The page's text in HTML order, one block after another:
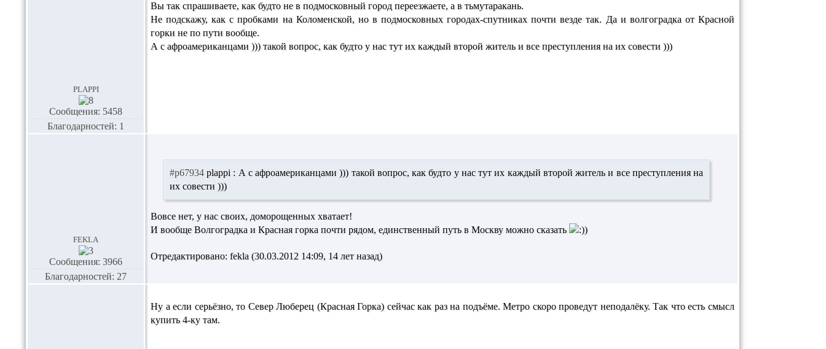
plappi
Сообщения: 5458
Благодарностей: 1
Вы так спрашиваете, как будто не в подмосковный город переезжаете, а в тьмутаракань.
Не подскажу, как с пробками на Коломенской, но в подмосковных городах-спутниках почти везде так. Да и волгоградка от Красной
горки не по пути вообще.
А с афроамериканцами ))) такой вопрос, как будто у нас тут их каждый второй житель и все преступления на их совести )))
fekla
Сообщения: 3966
Благодарностей: 27
#p67934 plappi : А с афроамериканцами ))) такой вопрос, как будто у нас тут их каждый второй житель и все преступления на
их совести )))
Вовсе нет, у нас своих, доморощенных хватает!
И вообще Волгоградка и Красная горка почти рядом, единственный путь в Москву можно сказать
Отредактировано: fekla (30.03.2012 14:09, 14 лет назад)
Ну а если серьёзно, то Север Люберец (Красная Горка) сейчас как раз на подъёме. Метро скоро проведут неподалёку. Так что есть смысл
купить 4-ку там.